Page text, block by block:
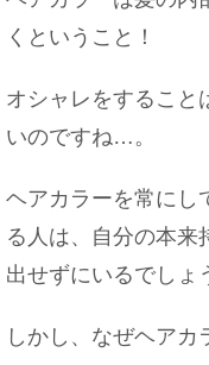
親には
り方！
くということ！
オシャレをすること
いのですね…。
ヘアカラーを常にし
る人は、自分の本来
出せずにいるでしょ
しかし、なぜヘアカ